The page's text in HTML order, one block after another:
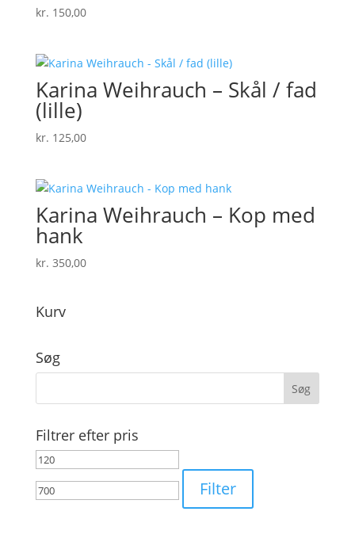
kr. 150,00
Karina Weihrauch – Skål / fad
(lille)
kr. 125,00
Karina Weihrauch – Kop med
hank
kr. 350,00
Kurv
Søg
Filtrer efter pris
Mindste
Filter